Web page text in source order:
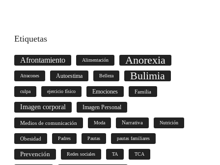
Etiquetas
Afrontamiento Alimentación Anorexia
Atracones Autoestima Belleza Bulimia
culpa ejercicio físico Emociones Familia
Imagen corporal Imagen Personal
Medios de comunicación Moda Narrativa Nutrición
Obesidad Padres Pautas pautas familiares
Prevención Redes sociales TA TCA